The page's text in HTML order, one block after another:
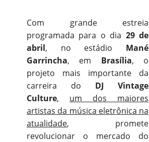
Com grande estreia
programada para o dia 29 de
abril, no estádio Mané
Garrincha, em Brasília, o
projeto mais importante da
carreira do DJ Vintage
Culture, um dos maiores
artistas da música eletrônica na
atualidade, promete
revolucionar o mercado do